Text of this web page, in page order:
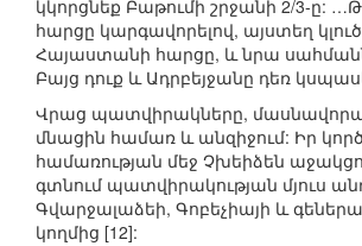
կկորցնեք Բաթումի շրջանի 2/3-ը:
հարցը կարգավորելով, այստեղ
Հայաստանի հարցը, և նրա
Բայց դուք և Ադրբեյջանը դեռ
Վրաց պատվիրակները,
մնացին համառ և անզիջում: Իր
համառության մեջ Չխեիձեն
գտնում պատվիրակության մյուս
Գվարջալաձեի, Գոբեչիայի և
կողմից [12]: